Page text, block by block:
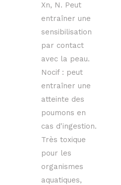
Xn, N. Peut
entraîner une
sensibilisation
par contact
avec la peau.
Nocif : peut
entraîner une
atteinte des
poumons en
cas d'ingestion.
Très toxique
pour les
organismes
aquatiques,